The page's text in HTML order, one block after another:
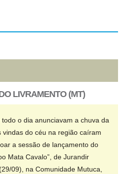
LIVRAMENTO (MT)
o dia anunciavam a chuva da
vindas do céu na região caíram
a sessão de lançamento do
Mata Cavalo”, de Jurandir
09), na Comunidade Mutuca,